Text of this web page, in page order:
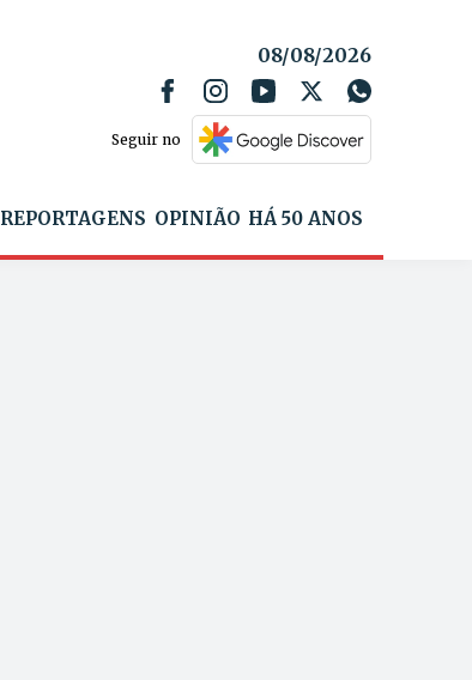
08/08/2026
Seguir no
REPORTAGENS OPINIÃO HÁ 50 ANOS